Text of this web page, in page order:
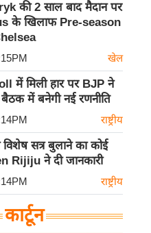
की 2 साल बाद मैदान पर
के खिलाफ Pre-season
खेल
में मिली हार पर BJP ने
बैठक में बनेगी नई रणनीति
राष्ट्रीय
सत्र बुलाने का कोई
Rijiju ने दी जानकारी
राष्ट्रीय
कार्टून